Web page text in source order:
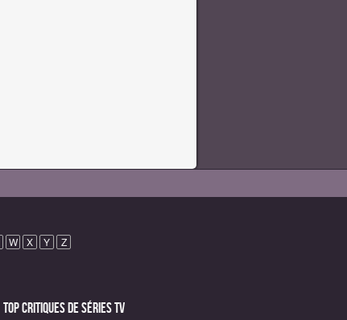
W X Y Z
Top critiques de Séries TV